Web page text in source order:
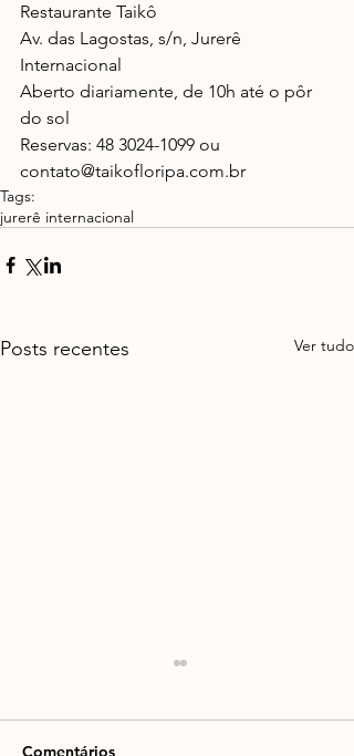
Restaurante Taikô
Av. das Lagostas, s/n, Jurerê
Internacional
Aberto diariamente, de 10h até o pôr
do sol
Reservas: 48 3024-1099 ou
contato@taikofloripa.com.br
Tags:
jurerê internacional
Posts recentes Ver tudo
Comentários